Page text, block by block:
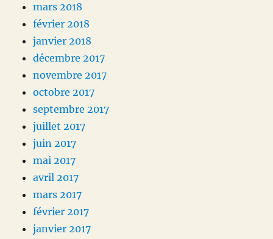
mars 2018
février 2018
janvier 2018
décembre 2017
novembre 2017
octobre 2017
septembre 2017
juillet 2017
juin 2017
mai 2017
avril 2017
mars 2017
février 2017
janvier 2017